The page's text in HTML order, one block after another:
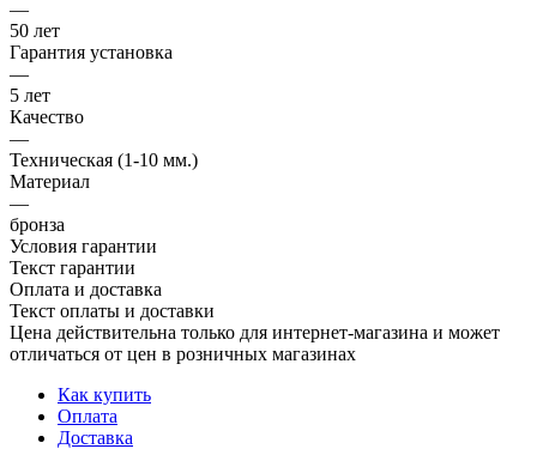
—
50 лет
Гарантия установка
—
5 лет
Качество
—
Техническая (1-10 мм.)
Материал
—
бронза
Условия гарантии
Текст гарантии
Оплата и доставка
Текст оплаты и доставки
Цена действительна только для интернет-магазина и может
отличаться от цен в розничных магазинах
Как купить
Оплата
Доставка